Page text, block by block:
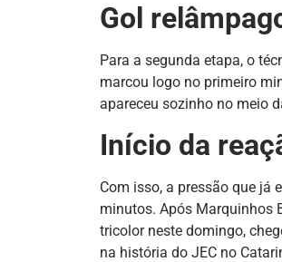
Gol
Para a segunda etapa, o
marcou logo no primeiro
apareceu sozinho no meio
Início da
Com isso, a pressão que já
minutos. Após Marquinhos
tricolor neste domingo,
na história do JEC no